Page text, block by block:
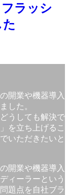
ラッシ
開業や機器導入
した。
うしても解決で
を立ち上げるこ
いただきたいと
開業や機器導入
ィーラーという
題点を自社ブラ